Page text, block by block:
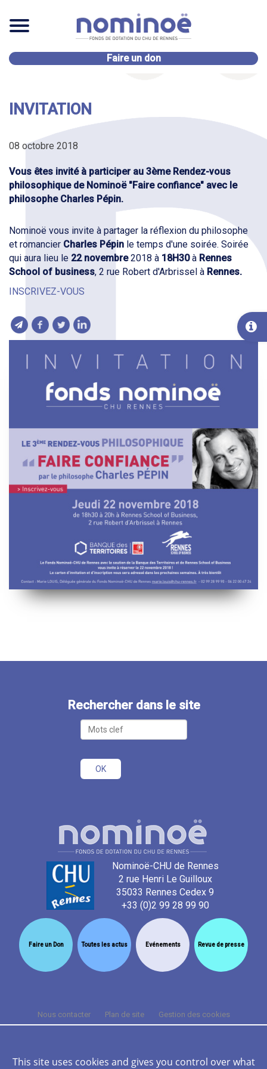
Faire un don
INVITATION
08 octobre 2018
Vous êtes invité à participer au 3ème Rendez-vous
philosophique de Nominoë "Faire confiance" avec le
philosophe Charles Pépin.
Nominoë vous invite à partager la réflexion du philosophe
et romancier Charles Pépin le temps d'une soirée. Soirée
qui aura lieu le 22 novembre2018 à 18H30à Rennes
School of business, 2 rue Robert d'Arbrissel à Rennes.
INSCRIVEZ-VOUS
Rechercher dans le site
Nominoë-CHU de Rennes
2 rue Henri Le Guilloux
35033 Rennes Cedex 9
+33 (0)2 99 28 99 90
Faire un Don Toutes les actus Evénements Revue de presse
Nous contacter Plan de site
Gestion des cookies
Cookies et données personnelles
Mentions légales
Crédits
This site uses cookies and gives you control over what